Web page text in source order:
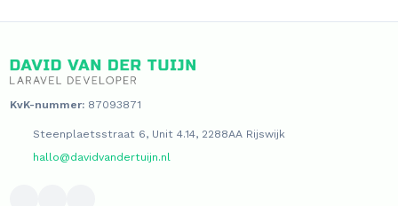
KvK-nummer:87093871
Steenplaetsstraat 6, Unit 4.14, 2288AA Rijswijk
hallo@davidvandertuijn.nl